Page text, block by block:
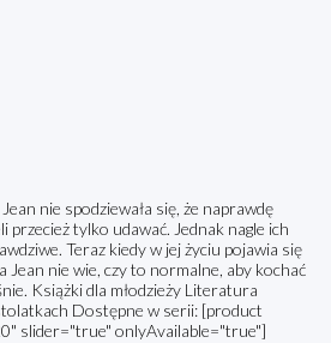
nie spodziewała się, że naprawdę
przecież tylko udawać. Jednak nagle ich
Teraz kiedy w jej życiu pojawia się
nie wie, czy to normalne, aby kochać
Książki dla młodzieży Literatura
Dostępne w serii: [product
slider="true" onlyAvailable="true"]